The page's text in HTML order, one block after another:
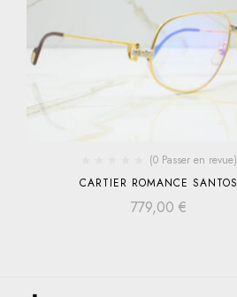
(0 Passer en revue)
CARTIER ROMANCE SANTOS
779,00 €